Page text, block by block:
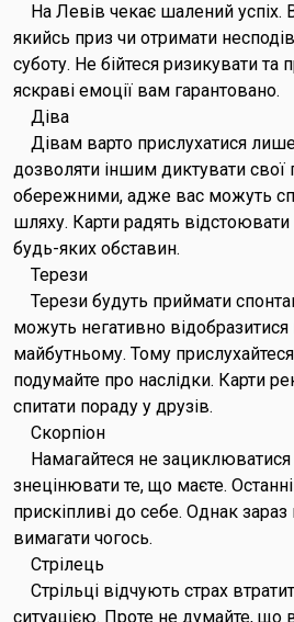
На Левів чекає шалений успіх.
якийсь приз чи отримати
суботу. Не бійтеся ризикувати
яскраві емоції вам гарантовано.
Діва
Дівам варто прислухатися
дозволяти іншим диктувати свої
обережними, адже вас можуть
шляху. Карти радять
будь-яких обставин.
Терези
Терези будуть приймати
можуть негативно
майбутньому. Тому
подумайте про наслідки. Карти
спитати пораду у друзів.
Скорпіон
Намагайтеся не зациклюватися
знецінювати те, що маєте.
прискіпливі до себе. Однак
вимагати чогось.
Стрілець
Стрільці відчують страх
ситуацією. Проте не думайте, що